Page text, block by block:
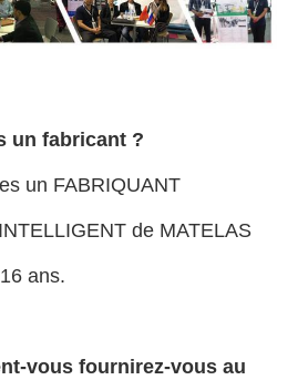
un fabricant ?
un FABRIQUANT
de MATELAS
ans.
vous fournirez-vous au